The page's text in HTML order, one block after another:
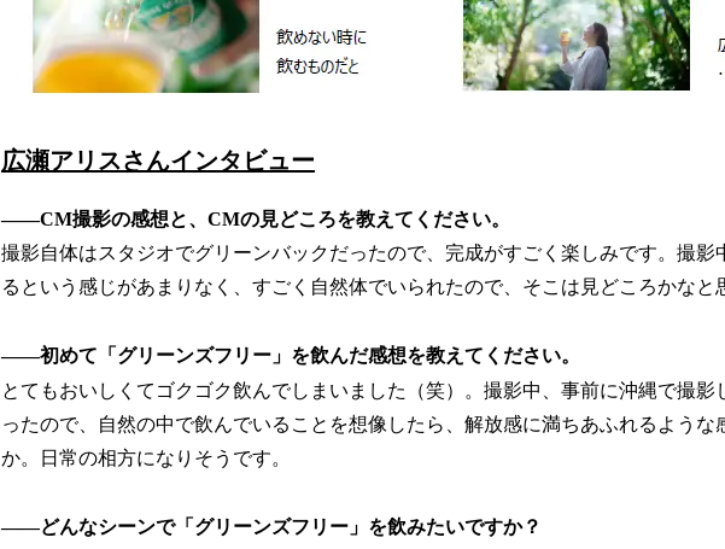
広瀬アリスさんインタビュー
――CM撮影の感想と、CMの見どころを教えてください。
撮影自体はスタジオでグリーンバックだったので、完成がすごく楽しみです。撮影
るという感じがあまりなく、すごく自然体でいられたので、そこは見どころかなと
――初めて「グリーンズフリー」を飲んだ感想を教えてください。
とてもおいしくてゴクゴク飲んでしまいました（笑）。撮影中、事前に沖縄で撮影
ったので、自然の中で飲んでいることを想像したら、解放感に満ちあふれるような
か。日常の相方になりそうです。
――どんなシーンで「グリーンズフリー」を飲みたいですか？